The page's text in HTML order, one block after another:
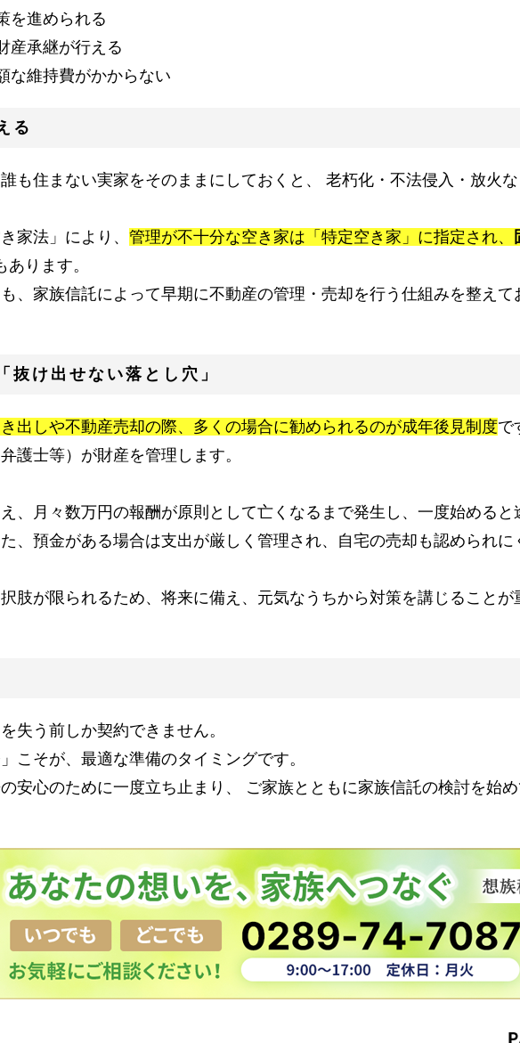
を進められる
産承継が行える
な維持費がかからない
る
も住まない実家をそのままにしておくと、 老朽化・不法侵入・放火
家法」により、 管理が不十分な空き家は「特定空き家」に指定され、
ります。
、家族信託によって早期に不動産の管理・売却を行う仕組みを整えて
抜け出せない落とし穴」
出しや不動産売却の際、多くの場合に勧められるのが成年後見制度で
護士等）が財産を管理します。
、月々数万円の報酬が原則として亡くなるまで発生し、一度始めると
、預金がある場合は支出が厳しく管理され、自宅の売却も認められに
肢が限られるため、将来に備え、元気なうちから対策を講じることが
失う前しか契約できません。
こそが、最適な準備のタイミングです。
安心のために一度立ち止まり、 ご家族とともに家族信託の検討を始